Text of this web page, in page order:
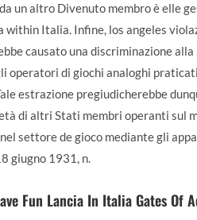
un altro Divenuto membro è elle
within Italia. Infine, los angeles
causato una discriminazione
operatori di giochi analoghi
estrazione pregiudicherebbe
di altri Stati membri operanti sul
settore de gioco mediante gli
giugno 1931, n.
Fun Lancia In Italia Gates Of